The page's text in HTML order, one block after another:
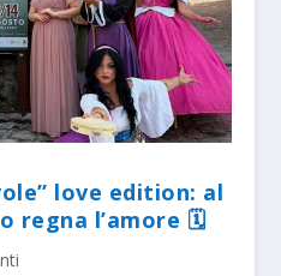
love edition: al
regna l’amore 🗓